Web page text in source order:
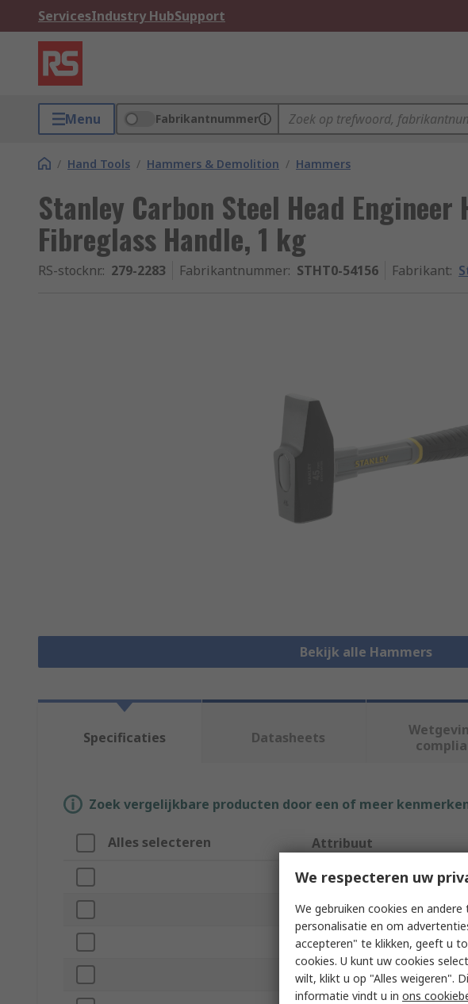
ServicesIndustry HubSupport
Menu Fabrikantnummer
/ Hand Tools / Hammers & Demolition / Hammers
Stanley Carbon Steel Head Engineer
Fibreglass Handle, 1 kg
RS-stocknr.: 279-2283 Fabrikantnummer: STHT0-54156 Fabrikant:
Bekijk alle Hammers
Specificaties Datasheets
Zoek vergelijkbare producten door een of meer
Alles selecteren Attribuut
Merk
Hammer Type
Product Type
Non-Sparking
We respecteren uw
We gebruiken cookies en
personalisatie en om
accepteren" te klikken, geeft u
cookies. U kunt uw cookies
wilt, klikt u op "Alles weigeren".
informatie vindt u in ons